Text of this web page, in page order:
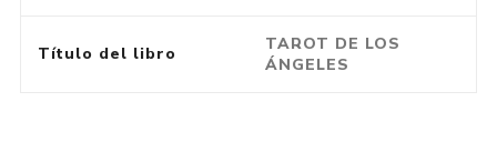
Título del libro
TAROT DE LOS
ÁNGELES